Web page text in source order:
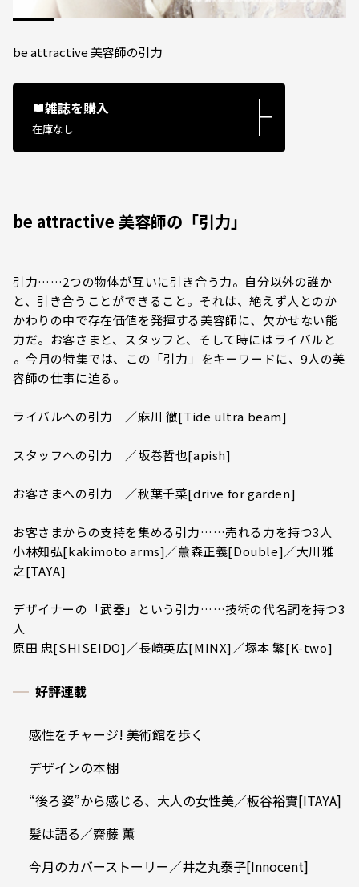
be attractive 美容師の引力
雑誌を購入
在庫なし
―
be attractive 美容師の「引力」
引力……2つの物体が互いに引き合う力。自分以外の誰か
と、引き合うことができること。それは、絶えず人とのか
かわりの中で存在価値を発揮する美容師に、欠かせない能
力だ。お客さまと、スタッフと、そして時にはライバルと
――。今月の特集では、この「引力」をキーワードに、9人の美
容師の仕事に迫る。
ライバルへの引力 ／麻川 徹[Tide ultra beam]
スタッフへの引力 ／坂巻哲也[apish]
お客さまへの引力 ／秋葉千菜[drive for garden]
お客さまからの支持を集める引力……売れる力を持つ3人
小林知弘[kakimoto arms]／薫森正義[Double]／大川雅
之[TAYA]
デザイナーの「武器」という引力……技術の代名詞を持つ3
人
原田 忠[SHISEIDO]／長崎英広[MINX]／塚本 繁[K-two]
好評連載
感性をチャージ! 美術館を歩く
デザインの本棚
“後ろ姿”から感じる、大人の女性美／板谷裕實[ITAYA]
髪は語る／齋藤 薫
今月のカバーストーリー／井之丸泰子[Innocent]